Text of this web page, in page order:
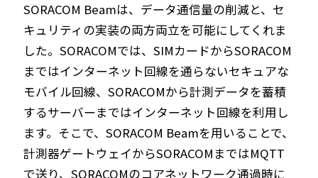
SORACOM Beamは、データ通信量の削減と、セ
キュリティの実装の両方両立を可能にしてくれま
した。SORACOMでは、SIMカードからSORACOM
まではインターネット回線を通らないセキュアな
モバイル回線、SORACOMから計測データを蓄積
するサーバーまではインターネット回線を利用し
ます。そこで、SORACOM Beamを用いることで、
計測器ゲートウェイからSORACOMまではMQTT
で送り、SORACOMのコアネットワーク通過時に